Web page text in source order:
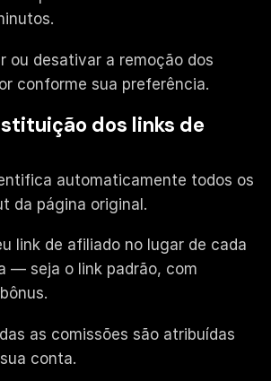
ou desativar a remoção dos
conforme sua preferência.
dos links de
automaticamente todos os
da página original.
link de afiliado no lugar de cada
— seja o link padrão, com
as comissões são atribuídas
conta.